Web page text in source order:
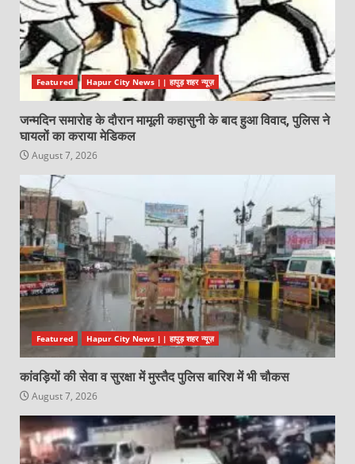
Featured Hapur City News || हापुड़ शहर न्यूज़
जन्मदिन समारोह के दौरान मामूली कहासुनी के बाद हुआ विवाद, पुलिस ने
घायलों का कराया मेडिकल
August 7, 2026
Featured Hapur City News || हापुड़ शहर न्यूज़
कांवड़ियों की सेवा व सुरक्षा में मुस्तैद पुलिस बारिश में भी चौकस
August 7, 2026